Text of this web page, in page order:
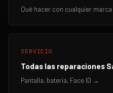
Qué hacer con cualquier
SERVICIO
Todas las reparaciones
Pantalla, batería, Face ID →